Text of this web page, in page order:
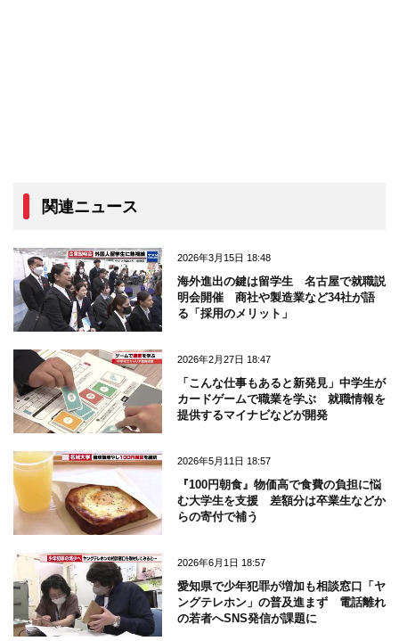
関連ニュース
2026年3月15日 18:48
海外進出の鍵は留学生 名古屋で就職説
明会開催 商社や製造業など34社が語
る「採用のメリット」
2026年2月27日 18:47
「こんな仕事もあると新発見」中学生が
カードゲームで職業を学ぶ 就職情報を
提供するマイナビなどが開発
2026年5月11日 18:57
『100円朝食』物価高で食費の負担に悩
む大学生を支援 差額分は卒業生などか
らの寄付で補う
2026年6月1日 18:57
愛知県で少年犯罪が増加も相談窓口「ヤ
ングテレホン」の普及進まず 電話離れ
の若者へSNS発信が課題に